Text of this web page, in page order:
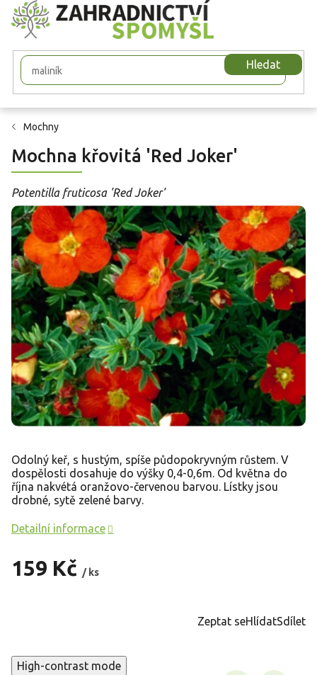
Přejít
na
obsah
Hledat
Mochny
Mochna křovitá 'Red Joker'
Potentilla fruticosa 'Red Joker'
159 Kč / ks
Odolný keř, s hustým, spíše půdopokryvným růstem. V
dospělosti dosahuje do výšky 0,4-0,6m. Od května do
října nakvétá oranžovo-červenou barvou. Lístky jsou
drobné, sytě zelené barvy.
Detailní informace
Zeptat seHlídatSdílet
High-contrast mode